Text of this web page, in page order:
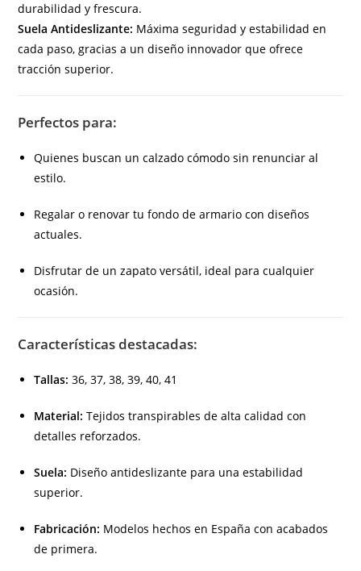
durabilidad y frescura.
Suela Antideslizante: Máxima seguridad y estabilidad en
cada paso, gracias a un diseño innovador que ofrece
tracción superior.
Perfectos para:
Quienes buscan un calzado cómodo sin renunciar al
estilo.
Regalar o renovar tu fondo de armario con diseños
actuales.
Disfrutar de un zapato versátil, ideal para cualquier
ocasión.
Características destacadas:
Tallas: 36, 37, 38, 39, 40, 41
Material: Tejidos transpirables de alta calidad con
detalles reforzados.
Suela: Diseño antideslizante para una estabilidad
superior.
Fabricación: Modelos hechos en España con acabados
de primera.